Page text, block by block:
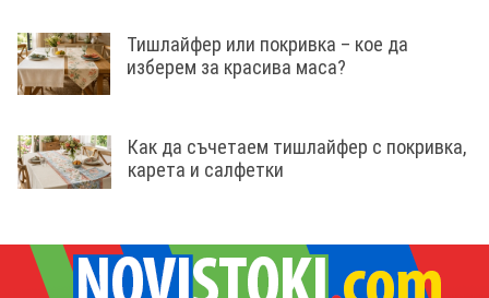
Тишлайфер или покривка – кое да
изберем за красива маса?
Как да съчетаем тишлайфер с покривка,
карета и салфетки